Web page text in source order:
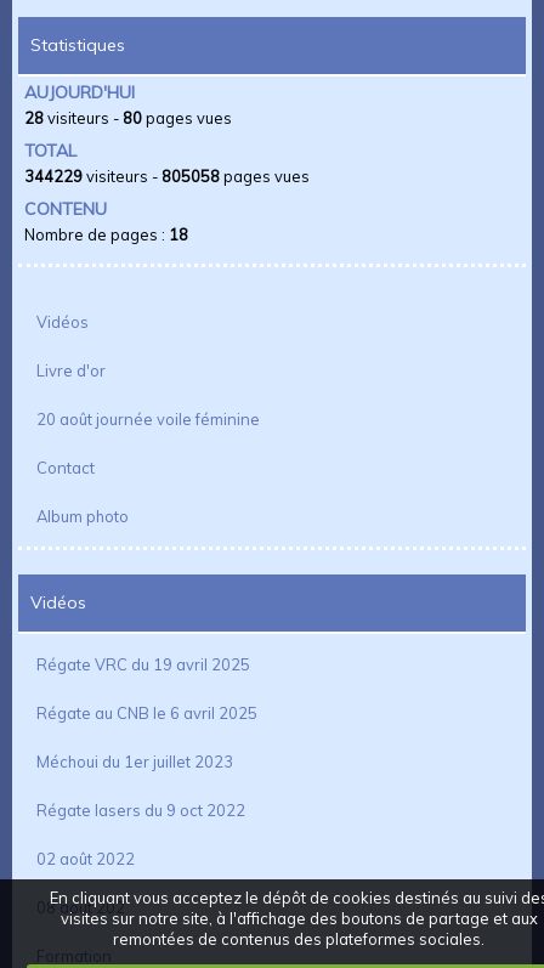
Statistiques
AUJOURD'HUI
28visiteurs - 80pages vues
TOTAL
344229visiteurs - 805058pages vues
CONTENU
Nombre de pages : 18
Vidéos
Livre d'or
20 août journée voile féminine
Contact
Album photo
Vidéos
Régate VRC du 19 avril 2025
Régate au CNB le 6 avril 2025
Méchoui du 1er juillet 2023
Régate lasers du 9 oct 2022
02 août 2022
08 aout 202
Formation
En cliquant vous acceptez le dépôt de cookies destinés au suivi
visites sur notre site, à l'affichage des boutons de partage et aux
remontées de contenus des plateformes sociales.